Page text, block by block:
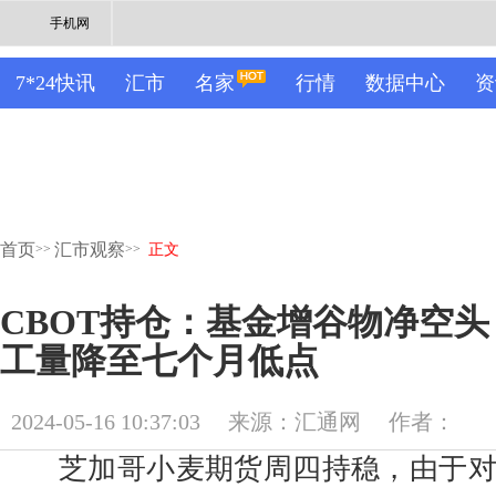
手机网
7*24快讯 汇市 名家 行情 数据中心
首页>> 汇市观察>> 正文
CBOT持仓：基金增谷物净空
工量降至七个月低点
2024-05-16 10:37:03 来源：汇通网 作者：
芝加哥小麦期货周四持稳，由于对